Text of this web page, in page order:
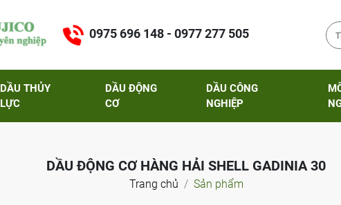
0975 696 148 - 0977 277 505
DẦU THỦY
LỰC
DẦU ĐỘNG
CƠ
DẦU CÔNG
NGHIỆP
DẦU ĐỘNG CƠ HÀNG HẢI SHELL GADINIA 30
Trang chủ Sản phẩm